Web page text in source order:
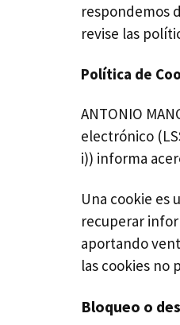
respondemos
revise las
Política de
ANTONIO
electrónico
i)) informa
Una cookie es
recuperar
aportando
las cookies no
Bloqueo o